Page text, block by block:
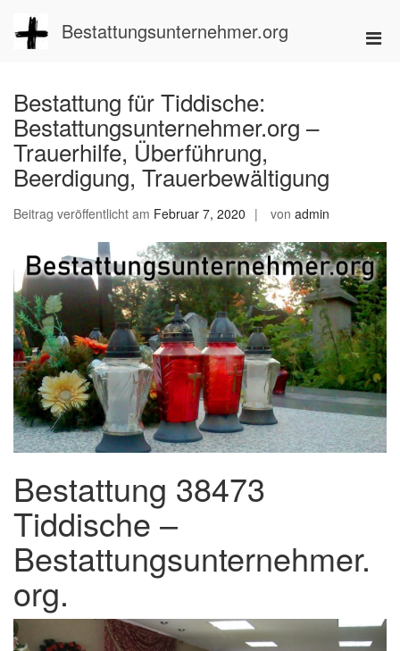
Inhalt
springen
Bestattungsunternehmer.org
Bestattung für Tiddische:
Bestattungsunternehmer.org –
Trauerhilfe, Überführung,
Beerdigung, Trauerbewältigung
Beitrag veröffentlicht am Februar 7, 2020 von admin
Bestattung 38473
Tiddische –
Bestattungsunternehmer.
org.